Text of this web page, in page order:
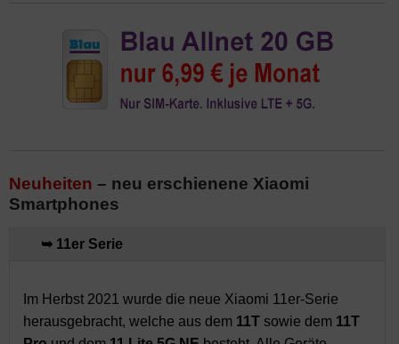
Neuheiten – neu erschienene Xiaomi
Smartphones
➥ 11er Serie
Im Herbst 2021 wurde die neue Xiaomi 11er-Serie
herausgebracht, welche aus dem 11T sowie dem 11T